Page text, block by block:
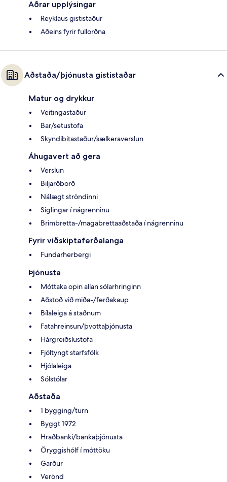
Aðrar upplýsingar
Reyklaus gististaður
Aðeins fyrir fullorðna
Aðstaða/þjónusta gististaðar
Matur og drykkur
Veitingastaður
Bar/setustofa
Skyndibitastaður/sælkeraverslun
Áhugavert að gera
Verslun
Biljarðborð
Nálægt ströndinni
Siglingar í nágrenninu
Brimbretta-/magabrettaaðstaða í nágrenninu
Fyrir viðskiptaferðalanga
Fundarherbergi
Þjónusta
Móttaka opin allan sólarhringinn
Aðstoð við miða-/ferðakaup
Bílaleiga á staðnum
Fatahreinsun/þvottaþjónusta
Hárgreiðslustofa
Fjöltyngt starfsfólk
Hjólaleiga
Sólstólar
Aðstaða
1 bygging/turn
Byggt 1972
Hraðbanki/bankaþjónusta
Öryggishólf í móttöku
Garður
Verönd